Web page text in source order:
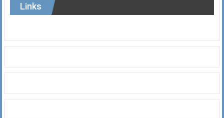
Links